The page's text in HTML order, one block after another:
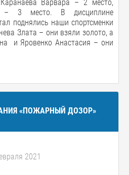
Варвара – 2 место,
– 3 место. В дисциплине
поднялись наши спортсменки
Злата – они взяли золото, а
и Яровенко Анастасия – они
«ПОЖАРНЫЙ ДОЗОР»
2021